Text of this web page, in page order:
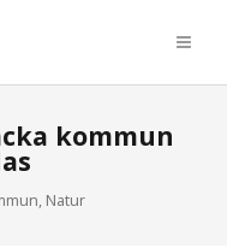
kommun
, Natur